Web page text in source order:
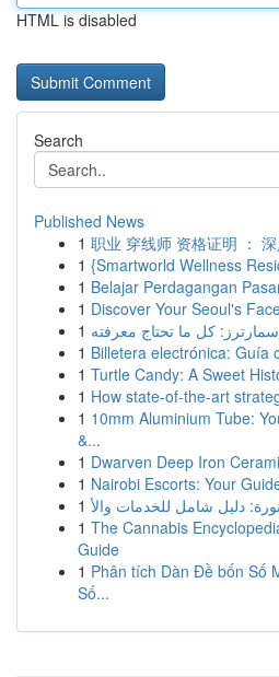
HTML is disabled
Search
Published News
1 职业 穿线师 资格证明 ：
1 {Smartworld Wellness
1 Belajar Perdagangan
1 Discover Your Seoul's
1 كل ما تحتاج معرفته
1 Billetera electrónica: Guía
1 Turtle Candy: A Sweet
1 How state-of-the-art
1 10mm Aluminium Tube:
&...
1 Dwarven Deep Iron
1 Nairobi Escorts: Your
1
1 The Cannabis
Guide
1 Phân tích Dàn Đề bốn Số
Số...